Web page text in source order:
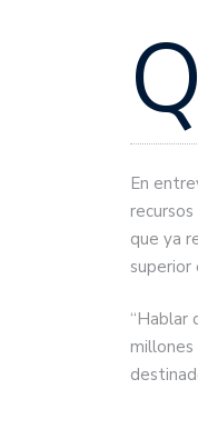
Q
En
que ya
superior
“Hablar
millones